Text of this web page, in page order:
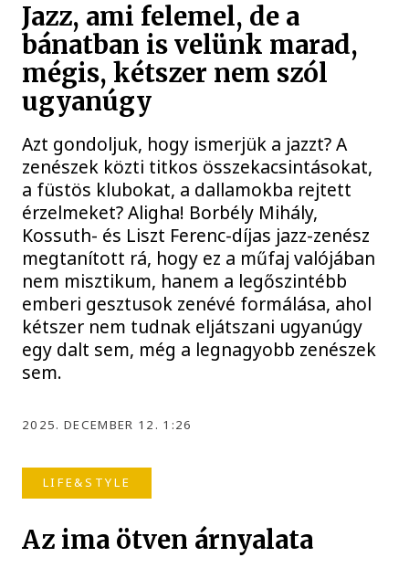
Jazz, ami felemel, de a
bánatban is velünk marad,
mégis, kétszer nem szól
ugyanúgy
Azt gondoljuk, hogy ismerjük a jazzt? A
zenészek közti titkos összekacsintásokat,
a füstös klubokat, a dallamokba rejtett
érzelmeket? Aligha! Borbély Mihály,
Kossuth- és Liszt Ferenc-díjas jazz-zenész
megtanított rá, hogy ez a műfaj valójában
nem misztikum, hanem a legőszintébb
emberi gesztusok zenévé formálása, ahol
kétszer nem tudnak eljátszani ugyanúgy
egy dalt sem, még a legnagyobb zenészek
sem.
2025. DECEMBER 12. 1:26
LIFE&STYLE
Az ima ötven árnyalata